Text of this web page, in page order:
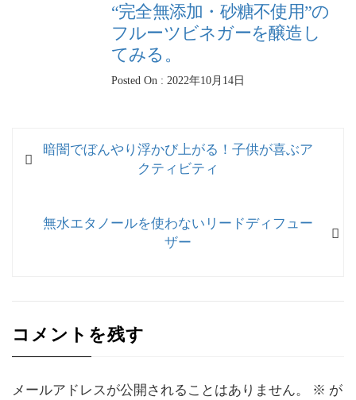
“完全無添加・砂糖不使用”の
フルーツビネガーを醸造し
てみる。
Posted On : 2022年10月14日
稿
ョ
ン
過
稿:
暗闇でぼんやり浮かび上がる！子供が喜ぶア
クティビティ
次
無水エタノールを使わないリードディフュー
ザー
コメントを残す
メールアドレスが公開されることはありません。 ※ が